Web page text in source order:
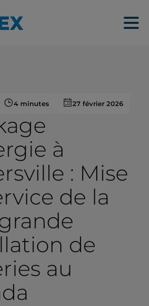
Menu
4 minutes 27 février 2026
à
: Mise
de la
de
au